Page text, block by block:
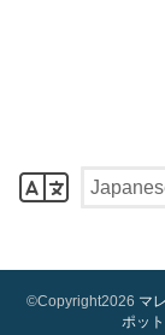
©Copyright2026 マ
ポッ